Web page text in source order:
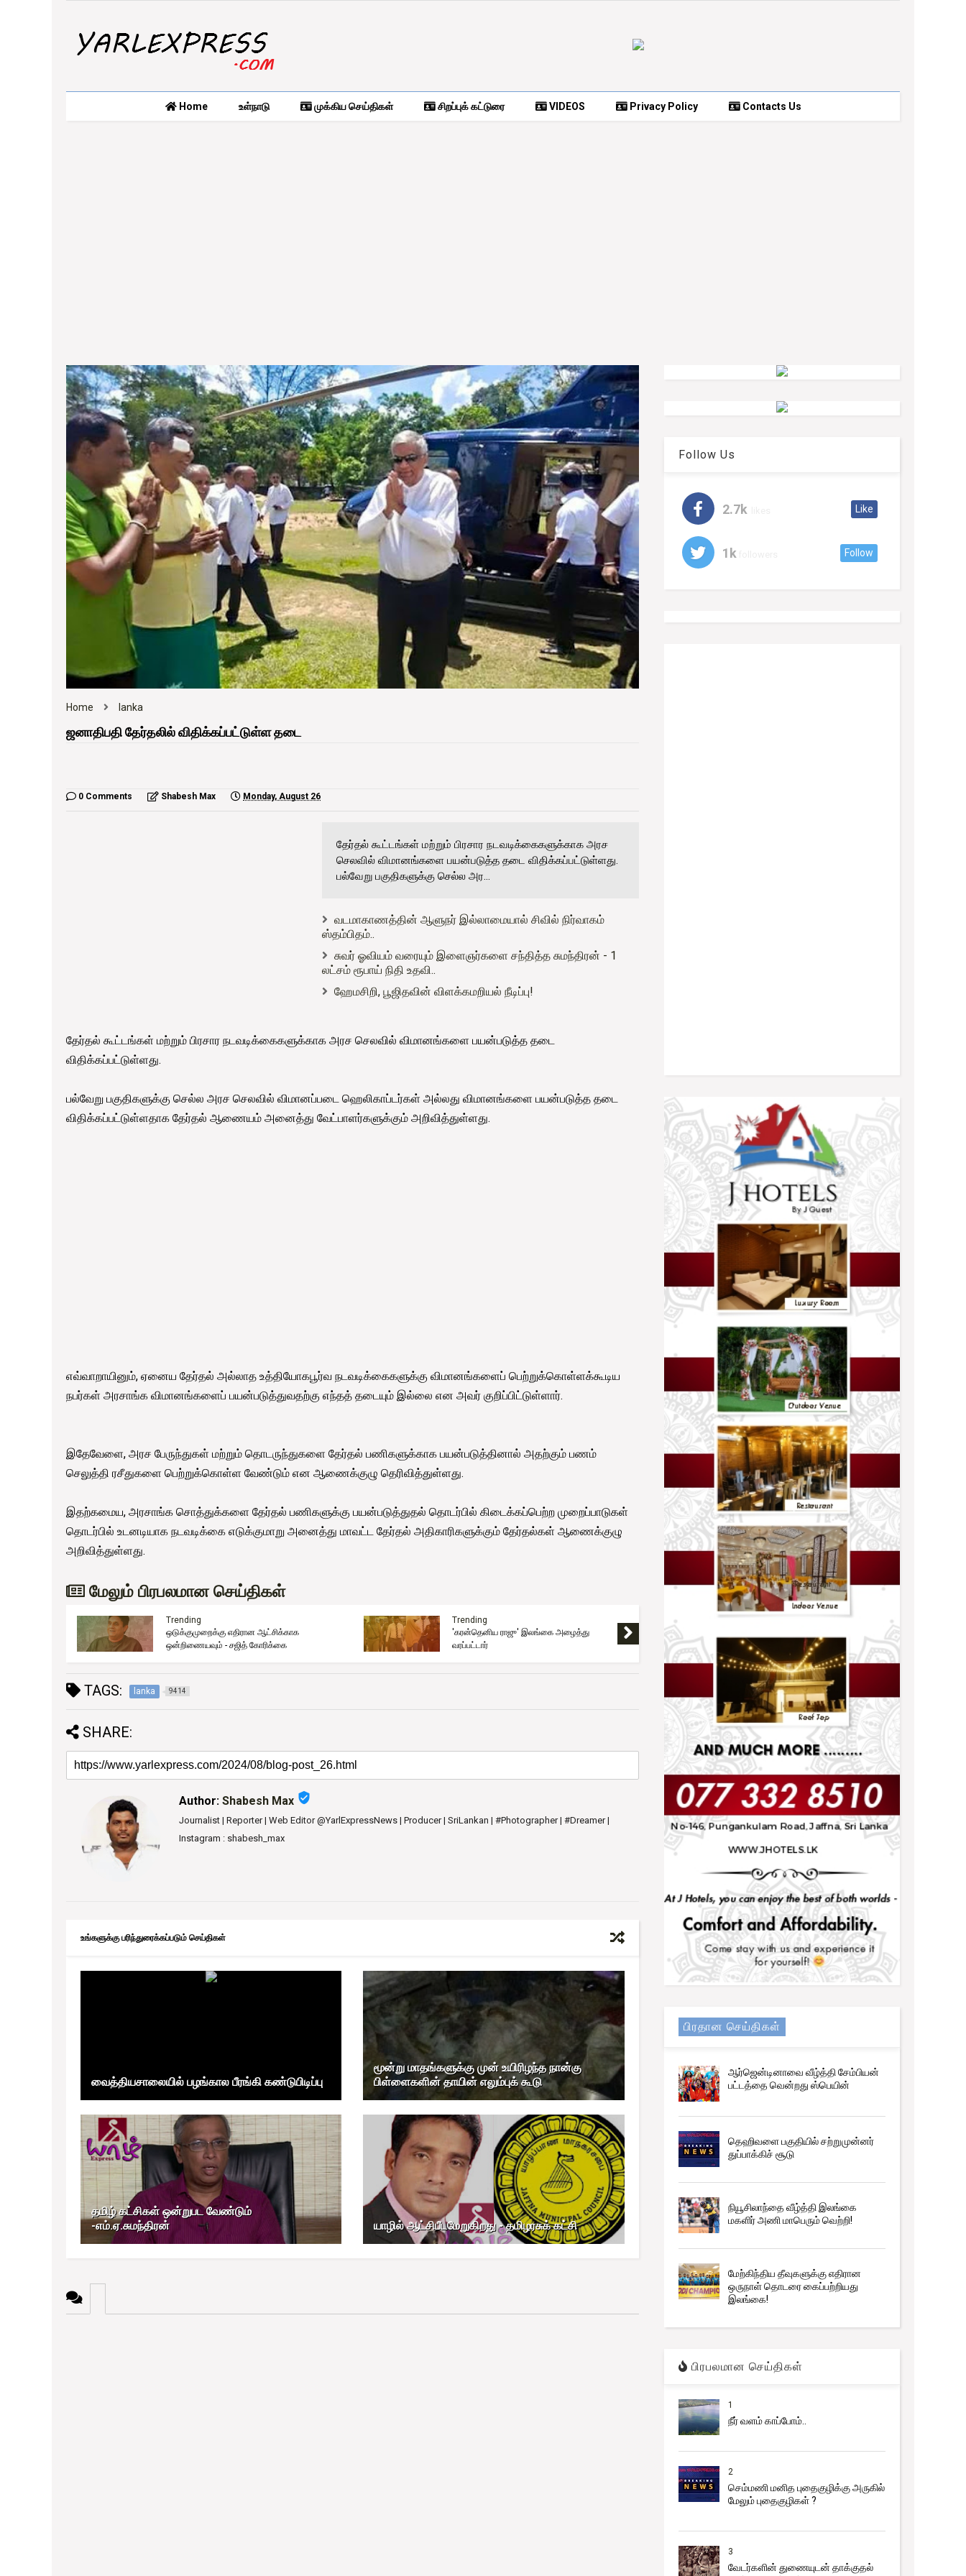
Home உள்நாடு முக்கிய செய்திகள் சிறப்புக் கட்டுரை VIDEOS Privacy Policy Contacts Us
Home lanka
ஜனாதிபதி தேர்தலில் விதிக்கப்பட்டுள்ள தடை
0 Comments Shabesh Max Monday, August 26
தேர்தல் கூட்டங்கள் மற்றும் பிரசார நடவடிக்கைகளுக்காக அரச
செலவில் விமானங்களை பயன்படுத்த தடை விதிக்கப்பட்டுள்ளது.
பல்வேறு பகுதிகளுக்கு செல்ல அர...
வடமாகாணத்தின் ஆளுநர் இல்லாமையால் சிவில் நிர்வாகம்
ஸ்தம்பிதம்..
சுவர் ஓவியம் வரையும் இளைஞர்களை சந்தித்த சுமந்திரன் - 1
லட்சம் ரூபாய் நிதி உதவி..
ஹேமசிறி, பூஜிதவின் விளக்கமறியல் நீடிப்பு!
தேர்தல் கூட்டங்கள் மற்றும் பிரசார நடவடிக்கைகளுக்காக அரச செலவில் விமானங்களை பயன்படுத்த தடை
விதிக்கப்பட்டுள்ளது.
பல்வேறு பகுதிகளுக்கு செல்ல அரச செலவில் விமானப்படை ஹெலிகாப்டர்கள் அல்லது விமானங்களை பயன்படுத்த தடை
விதிக்கப்பட்டுள்ளதாக தேர்தல் ஆணையம் அனைத்து வேட்பாளர்களுக்கும் அறிவித்துள்ளது.
எவ்வாறாயினும், ஏனைய தேர்தல் அல்லாத உத்தியோகபூர்வ நடவடிக்கைகளுக்கு விமானங்களைப் பெற்றுக்கொள்ளக்கூடிய
நபர்கள் அரசாங்க விமானங்களைப் பயன்படுத்துவதற்கு எந்தத் தடையும் இல்லை என அவர் குறிப்பிட்டுள்ளார்.
இதேவேளை, அரச பேருந்துகள் மற்றும் தொடருந்துகளை தேர்தல் பணிகளுக்காக பயன்படுத்தினால் அதற்கும் பணம்
செலுத்தி ரசீதுகளை பெற்றுக்கொள்ள வேண்டும் என ஆணைக்குழு தெரிவித்துள்ளது.
இதற்கமைய, அரசாங்க சொத்துக்களை தேர்தல் பணிகளுக்கு பயன்படுத்துதல் தொடர்பில் கிடைக்கப்பெற்ற முறைப்பாடுகள்
தொடர்பில் உடனடியாக நடவடிக்கை எடுக்குமாறு அனைத்து மாவட்ட தேர்தல் அதிகாரிகளுக்கும் தேர்தல்கள் ஆணைக்குழு
அறிவித்துள்ளது.
மேலும் பிரபலமான செய்திகள்
Trending
ஒடுக்குமுறைக்கு எதிரான ஆட்சிக்காக
ஒன்றிணையவும் - சஜித் கோரிக்கை
Trending
'கரன்தெனிய ராஜு' இலங்கை அழைத்து
வரப்பட்டார்
Trending
நடைபெறும் - ஆணையாளர் நாயகம்
TAGS: lanka 9414
SHARE:
Author: Shabesh Max verified_user
Journalist | Reporter | Web Editor @YarlExpressNews | Producer | SriLankan | #Photographer | #Dreamer |
Instagram : shabesh_max
உங்களுக்கு பரிந்துரைக்கப்படும் செய்திகள்
வைத்தியசாலையில் பழங்கால பீரங்கி கண்டுபிடிப்பு
மூன்று மாதங்களுக்கு முன் உயிரிழந்த நான்கு
பிள்ளைகளின் தாயின் எலும்புக் கூடு
தமிழ் கட்சிகள் ஒன்றுபட வேண்டும்
-எம்.ஏ.சுமந்திரன்
யாழில் ஆட்சிபீடமேறுகிறது - தமிழரசுக் கட்சி
Follow Us
2.7k Like
1k Follow
பிரதான செய்திகள்
ஆர்ஜென்டினாவை வீழ்த்தி சேம்பியன்
பட்டத்தை வென்றது ஸ்பெயின்
தெஹிவளை பகுதியில் சற்றுமுன்னர்
துப்பாக்கிச் சூடு
நியூசிலாந்தை வீழ்த்தி இலங்கை
மகளிர் அணி மாபெரும் வெற்றி!
மேற்கிந்திய தீவுகளுக்கு எதிரான
ஒருநாள் தொடரை கைப்பற்றியது
இலங்கை!
பிரபலமான செய்திகள்
1
நீர் வளம் காப்போம்..
2
செம்மணி மனித புதைகுழிக்கு அருகில்
மேலும் புதைகுழிகள் ?
3
வேடர்களின் துணையுடன் தாக்குதல்